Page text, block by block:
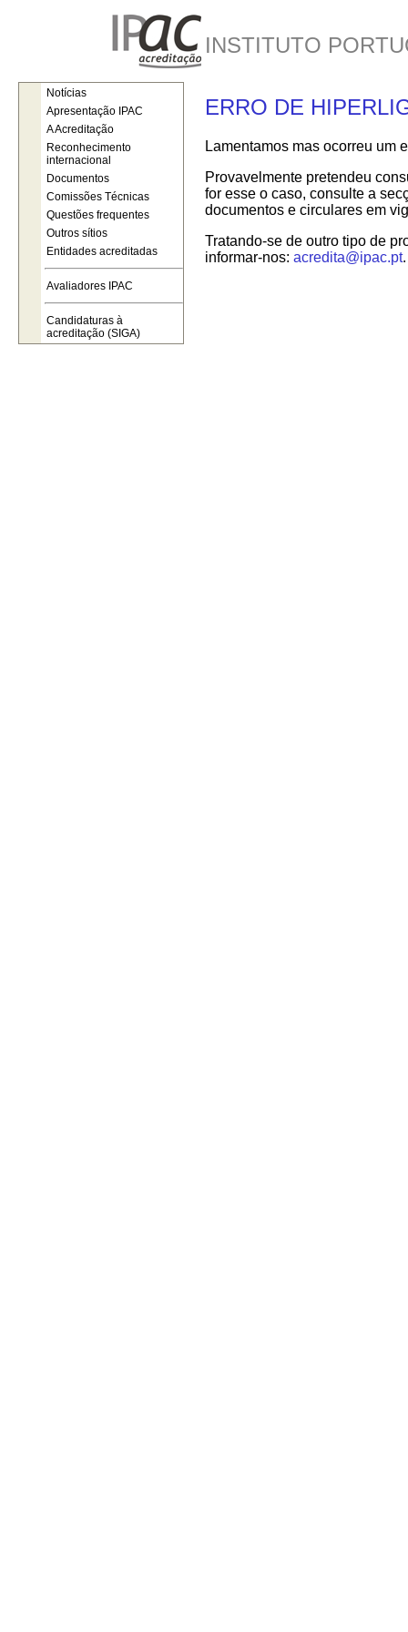
INSTITUTO
ERRO DE
Lamentamos mas ocorreu um
Provavelmente pretendeu
for esse o caso, consulte a
documentos e circulares em
Tratando-se de outro tipo de
informar-nos: acredita@ipac.pt.
Notícias
Apresentação IPAC
A Acreditação
Reconhecimento
internacional
Documentos
Comissões Técnicas
Questões frequentes
Outros sítios
Entidades acreditadas
Avaliadores IPAC
Candidaturas à
acreditação (SIGA)